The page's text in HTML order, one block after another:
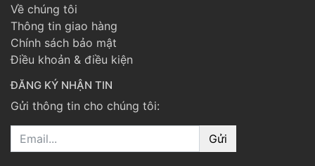
Về chúng tôi
Thông tin giao hàng
Chính sách bảo mật
Điều khoản & điều kiện
ĐĂNG KÝ NHẬN TIN
Gửi thông tin cho chúng tôi:
Email